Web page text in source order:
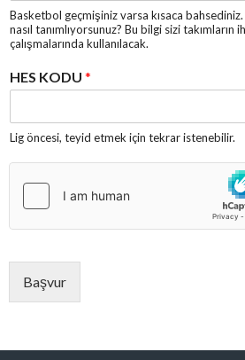
Basketbol geçmişiniz varsa kısaca
nasıl tanımlıyorsunuz? Bu bilgi sizi takımların
çalışmalarında kullanılacak.
HES KODU *
Lig öncesi, teyid etmek için tekrar istenebilir.
Başvur